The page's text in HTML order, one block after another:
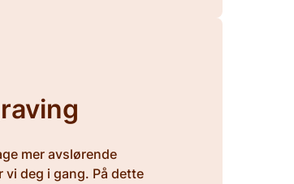
mer avslørende
deg i gang. På dette